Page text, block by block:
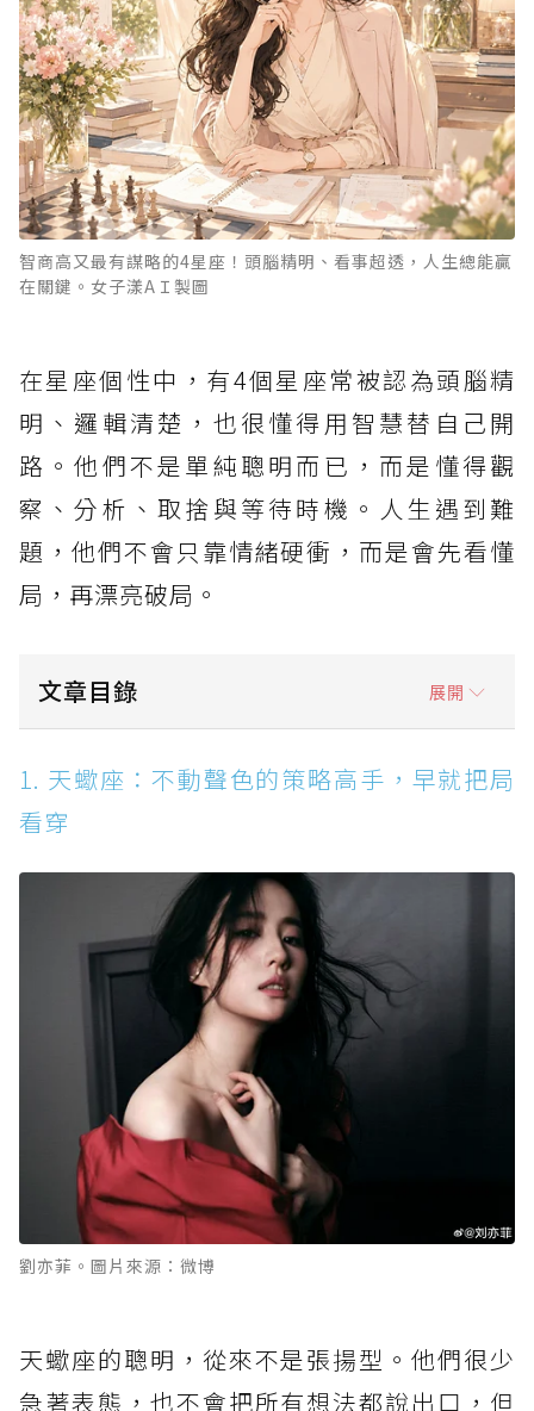
智商高又最有謀略的4星座！頭腦精明、看事超透，人生總能贏
在關鍵。女子漾AＩ製圖
在星座個性中，有4個星座常被認為頭腦精
明、邏輯清楚，也很懂得用智慧替自己開
路。他們不是單純聰明而已，而是懂得觀
察、分析、取捨與等待時機。人生遇到難
題，他們不會只靠情緒硬衝，而是會先看懂
局，再漂亮破局。
文章目錄 展開
1. 天蠍座：不動聲色的策略高手，早就把局看
穿
超清楚
3. 天秤座：優雅只是外表，真正厲害的是超會
權衡
4. 摩羯座：低調不代表沒野心，沉穩才是最強
1. 天蠍座：不動聲色的策略高手，早就把局
看穿
劉亦菲。圖片來源：微博
天蠍座的聰明，從來不是張揚型。他們很少
急著表態，也不會把所有想法都說出口，但